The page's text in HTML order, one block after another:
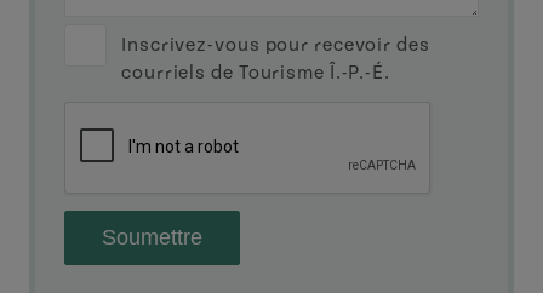
Inscrivez-vous pour recevoir des
courriels de Tourisme Î.-P.-É.
Soumettre